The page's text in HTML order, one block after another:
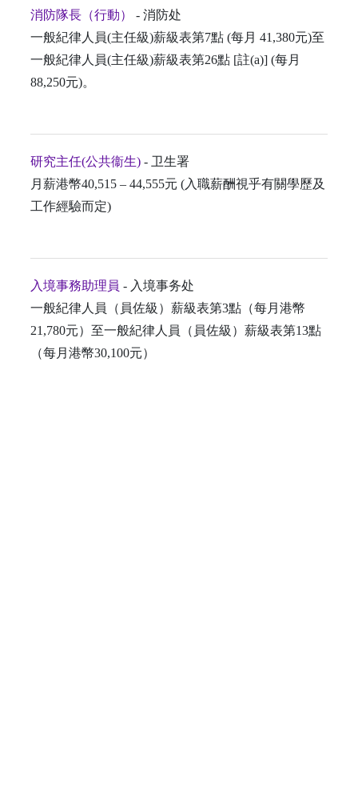
消防隊長（行動）
- 消防处
一般紀律人員(主任級)薪級表第7點 (每月 41,380元)至
一般紀律人員(主任級)薪級表第26點 [註(a)] (每月
88,250元)。
研究主任(公共衞生) - 卫生署
月薪港幣40,515 – 44,555元 (入職薪酬視乎有關學歷及
工作經驗而定)
入境事務助理員 - 入境事务处
一般紀律人員（員佐級）薪級表第3點（每月港幣
21,780元）至一般紀律人員（員佐級）薪級表第13點
（每月港幣30,100元）